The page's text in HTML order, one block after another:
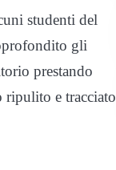
studenti del
gli
prestando
ripulito e tracciato